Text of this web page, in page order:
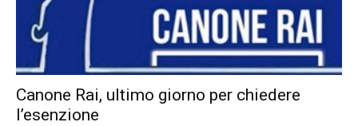
Canone Rai, ultimo giorno per chiedere
l’esenzione